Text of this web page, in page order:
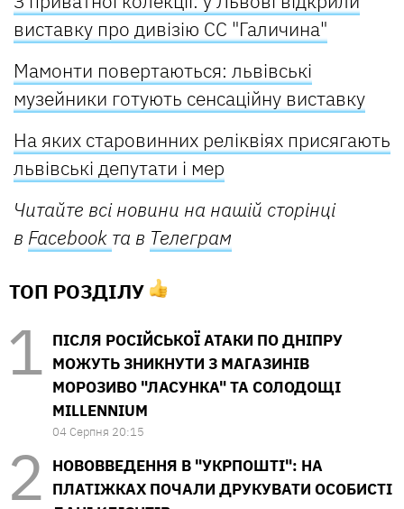
виставку про дивізію СС "Галичина"
Мамонти повертаються: львівські
музейники готують сенсаційну виставку
На яких старовинних реліквіях присягають
львівські депутати і мер
Читайте всі новини на нашій сторінці
в Facebook та в Телеграм
ТОП РОЗДІЛУ
ПІСЛЯ РОСІЙСЬКОЇ АТАКИ ПО ДНІПРУ
МОЖУТЬ ЗНИКНУТИ З МАГАЗИНІВ
МОРОЗИВО "ЛАСУНКА" ТА СОЛОДОЩІ
MILLENNIUM
04 Серпня 20:15
НОВОВВЕДЕННЯ В "УКРПОШТІ": НА
ПЛАТІЖКАХ ПОЧАЛИ ДРУКУВАТИ ОСОБИСТІ